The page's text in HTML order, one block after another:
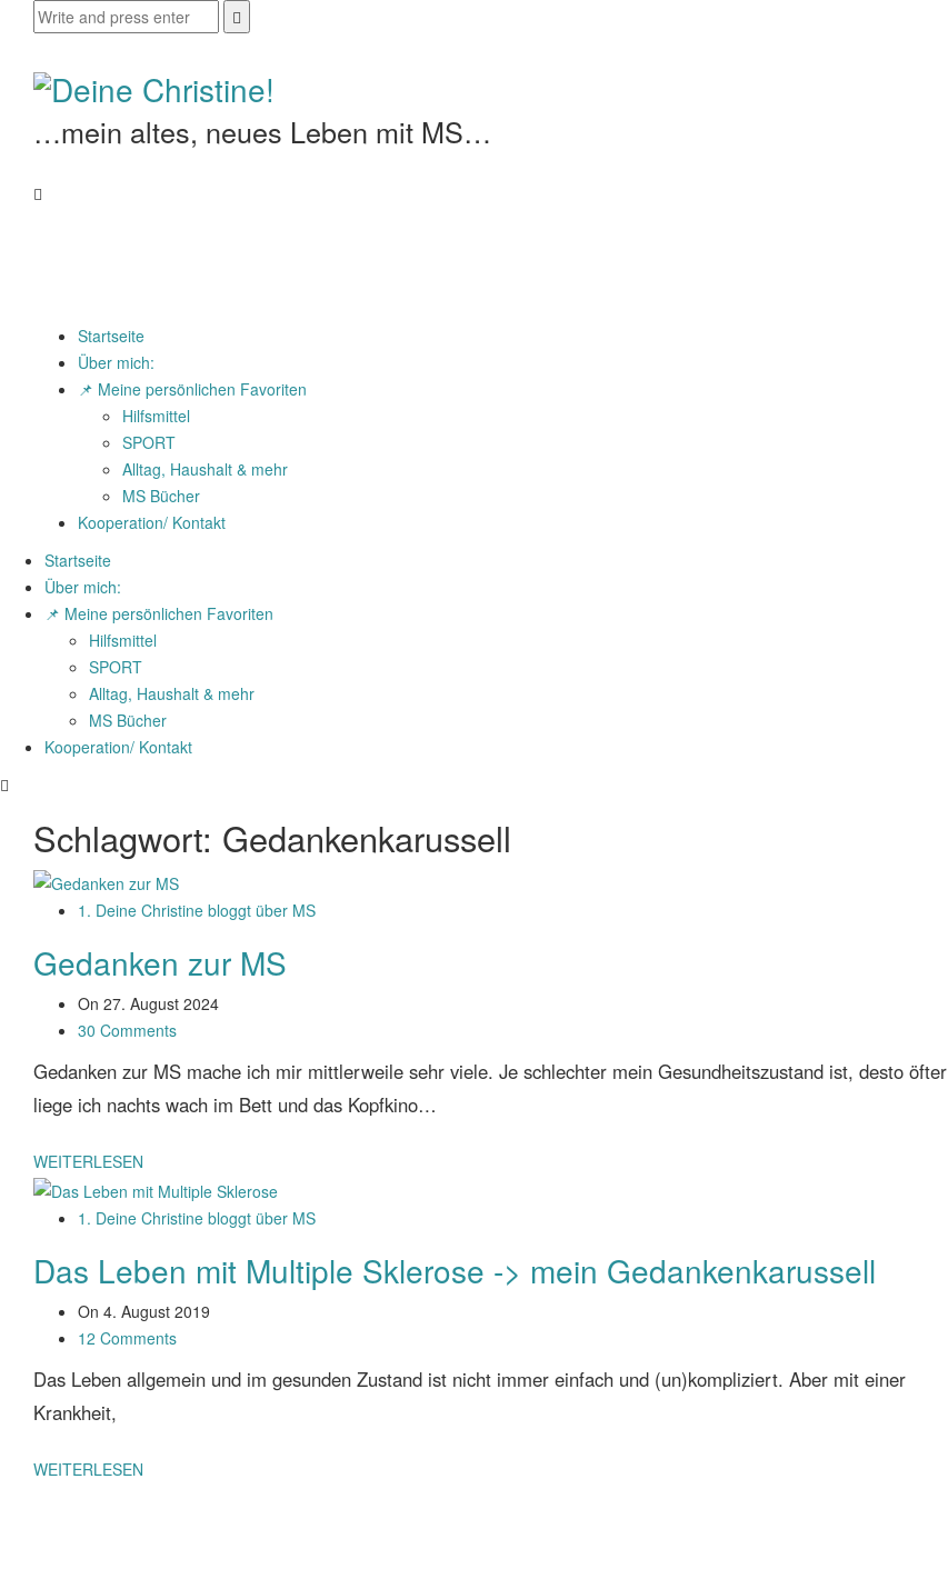
…mein altes, neues Leben mit MS…
Startseite
Über mich:
📌 Meine persönlichen Favoriten
Hilfsmittel
SPORT
Alltag, Haushalt & mehr
MS Bücher
Kooperation/ Kontakt
Startseite
Über mich:
📌 Meine persönlichen Favoriten
Hilfsmittel
SPORT
Alltag, Haushalt & mehr
MS Bücher
Kooperation/ Kontakt
Schlagwort: Gedankenkarussell
1. Deine Christine bloggt über MS
Gedanken zur MS
On 27. August 2024
30 Comments
Gedanken zur MS mache ich mir mittlerweile sehr viele. Je schlechter mein Gesundheitszustand ist, desto öfter
liege ich nachts wach im Bett und das Kopfkino…
WEITERLESEN
1. Deine Christine bloggt über MS
Das Leben mit Multiple Sklerose -> mein Gedankenkarussell
On 4. August 2019
12 Comments
Das Leben allgemein und im gesunden Zustand ist nicht immer einfach und (un)kompliziert. Aber mit einer
Krankheit,
WEITERLESEN